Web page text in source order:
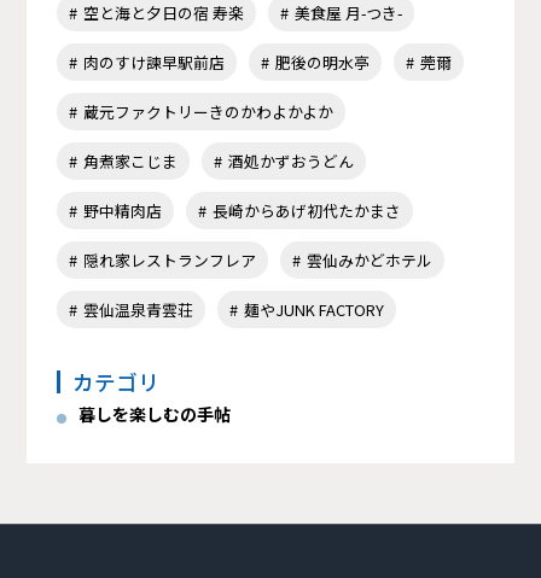
空と海と夕日の宿 寿楽 美食屋 月-つき-
肉のすけ諫早駅前店 肥後の明水亭 莞爾
蔵元ファクトリーきのかわよかよか
角煮家こじま 酒処かずおうどん
野中精肉店 長崎からあげ初代たかまさ
隠れ家レストランフレア 雲仙みかどホテル
雲仙温泉青雲荘 麺やJUNK FACTORY
カテゴリ
暮しを楽しむの手帖